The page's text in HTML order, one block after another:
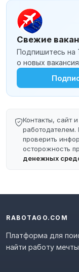
Свежие
Подпишитесь на
о новых
Контакты, сайт
проверить
осторожность
денежных
RABOTAGO.COM
Платформа для
найти работу